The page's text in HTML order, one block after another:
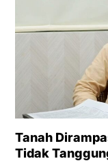
Tanah
Tidak